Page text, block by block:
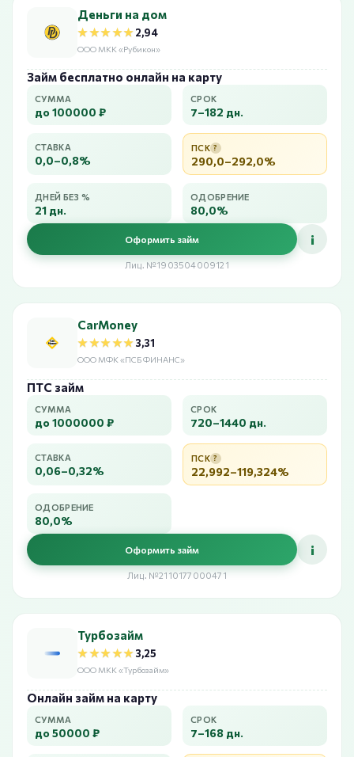
Деньги на дом
★★★★★
★★★★★2,94
ООО МКК «Рубикон»
Займ бесплатно онлайн на карту
СУММА
до 100000 ₽
СРОК
7–182 дн.
СТАВКА
0,0–0,8%
ПСК ?
290,0–292,0%
ДНЕЙ БЕЗ %
21 дн.
ОДОБРЕНИЕ
80,0%
Оформить займ i
Лиц. №1903504009121
CarMoney
★★★★★
★★★★★3,31
ООО МФК «ПСБ ФИНАНС»
ПТС займ
СУММА
до 1000000 ₽
СРОК
720–1440 дн.
СТАВКА
0,06–0,32%
ПСК ?
22,992–119,324%
ОДОБРЕНИЕ
80,0%
Оформить займ i
Лиц. №2110177000471
Турбозайм
★★★★★
★★★★★3,25
ООО МКК «Турбозайм»
Онлайн займ на карту
СУММА
до 50000 ₽
СРОК
7–168 дн.